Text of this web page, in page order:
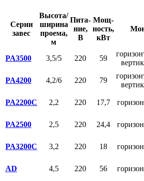
Серии
завес
Высота/
ширина
проема,
м
Пита-
ние,
В
Мощ-
ность,
кВт
PA3500
3,5/5 220 59
PA4200 4,2/6 220 79
PA2200C 2,2 220 17,7
PA2500 2,5 220 24,4
PA3200C 3,2 220 18
AD 4,5 220 56